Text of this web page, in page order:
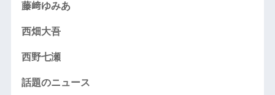
藤﨑ゆみあ
西畑大吾
西野七瀬
話題のニュース